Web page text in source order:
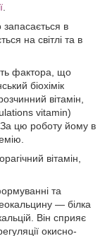
в
на світлі та в
фактора, що
біохімік
вітамін,
vitamin)
За цю роботу йому в
вітамін,
та
— білка
Він сприяє
окисно-